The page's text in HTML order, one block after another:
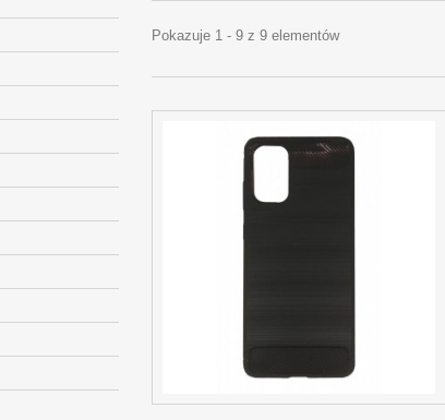
Pokazuje 1 - 9 z 9 elementów